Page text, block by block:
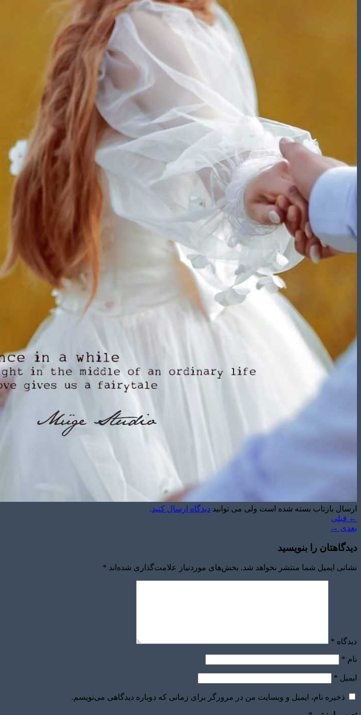
برآورد قیمت
ارسال بازتاب بسته شده است ولی می توانید دیدگاه ارسال کنید.
← قبلی
بعدی →
دیدگاهتان را بنویسید
نشانی ایمیل شما منتشر نخواهد شد. بخش‌های موردنیاز علامت‌گذاری شده‌اند *
دیدگاه *
نام *
ایمیل *
ذخیره نام، ایمیل و وبسایت من در مرورگر برای زمانی که دوباره دیدگاهی می‌نویسم.